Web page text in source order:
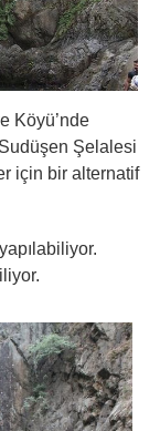
Köyü’nde
Sudüşen Şelalesi
için bir alternatif